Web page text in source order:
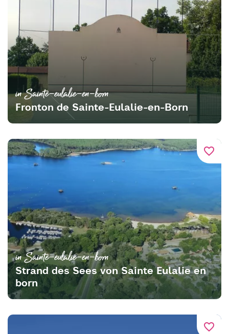
in Sainte-eulalie-en-born
Fronton de Sainte-Eulalie-en-Born
favorite_border
in Sainte-eulalie-en-born
Strand des Sees von Sainte Eulalie en
born
favorite_border